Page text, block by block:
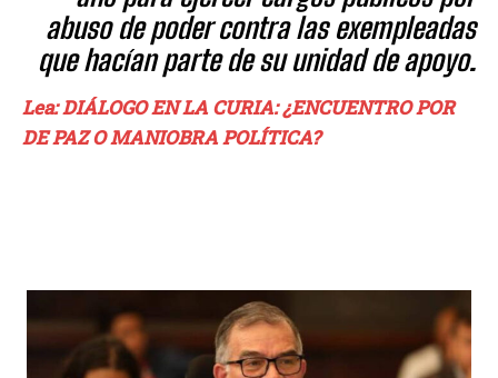
abuso de poder contra las exempleadas
que hacían parte de su unidad de apoyo.
Lea: DIÁLOGO EN LA CURIA: ¿ENCUENTRO POR
DE PAZ O MANIOBRA POLÍTICA?